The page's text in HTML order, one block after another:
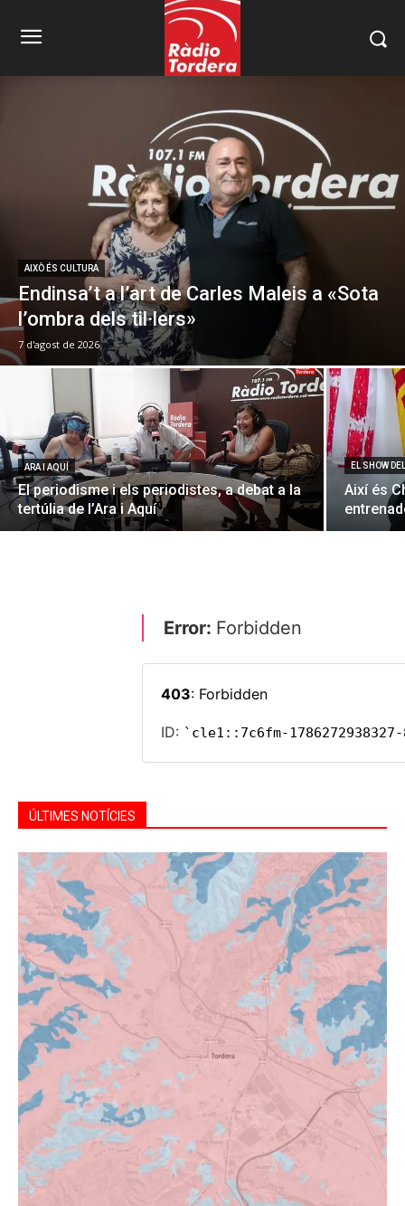
AIXÒ ÉS CULTURA
Endinsa’t a l’art de Carles Maleis a «Sota
l’ombra dels til·lers»
7 d'agost de 2026
ARA I AQUÍ
El periodisme i els periodistes, a debat a la
tertúlia de l’Ara i Aquí
EL SHOW
Així és
ÚLTIMES NOTÍCIES